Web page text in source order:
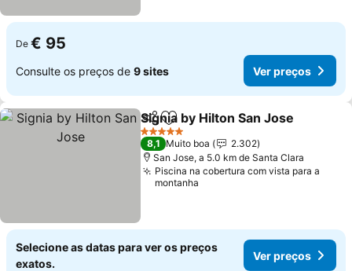
De € 95
Consulte os preços de 9 sites Ver preços
PartilharAdicionar aos favoritos
Signia by Hilton San Jose
5 Estrelas
8,1 Muito boa
2.302
San Jose, a 5.0 km de Santa Clara
Piscina na cobertura com vista para a
montanha
Selecione as datas para ver os preços
exatos.
Ver preços